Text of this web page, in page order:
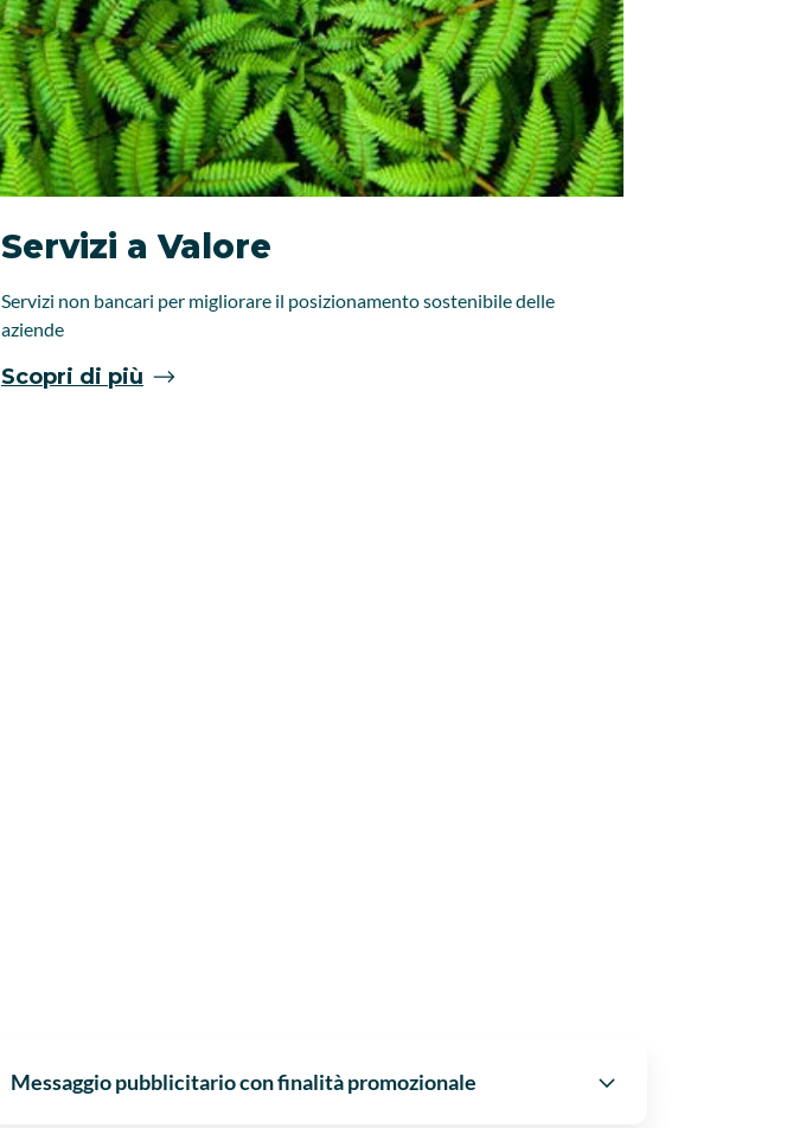
Servizi a Valore
Servizi non bancari per migliorare il posizionamento sostenibile delle
aziende
Scopri di più
Messaggio pubblicitario con finalità promozionale